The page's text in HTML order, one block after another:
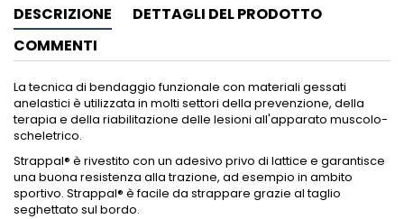
DESCRIZIONE
DETTAGLI DEL PRODOTTO
COMMENTI
La tecnica di bendaggio funzionale con materiali gessati
anelastici è utilizzata in molti settori della prevenzione, della
terapia e della riabilitazione delle lesioni all'apparato muscolo-
scheletrico.
Strappal® è rivestito con un adesivo privo di lattice e garantisce
una buona resistenza alla trazione, ad esempio in ambito
sportivo. Strappal® è facile da strappare grazie al taglio
seghettato sul bordo.